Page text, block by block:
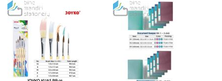
WISH
LIST
COMPARE
TO
WISH
LIST
TO
COMPARE